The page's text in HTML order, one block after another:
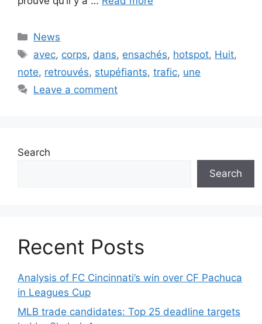
Categories
News
Tags
avec, corps, dans, ensachés, hotspot, Huit,
note, retrouvés, stupéfiants, trafic, une
Leave a comment
Search
Search
Recent Posts
Analysis of FC Cincinnati’s win over CF Pachuca
in Leagues Cup
MLB trade candidates: Top 25 deadline targets